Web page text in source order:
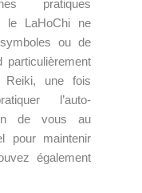
pratiques
le LaHoChi ne
ou de
Reiki, une fois
l’auto-
de vous au
pour maintenir
également